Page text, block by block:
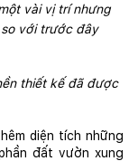
vài vị trí nhưng
với trước đây
thiết kế đã được
diện tích những
đất vườn xung